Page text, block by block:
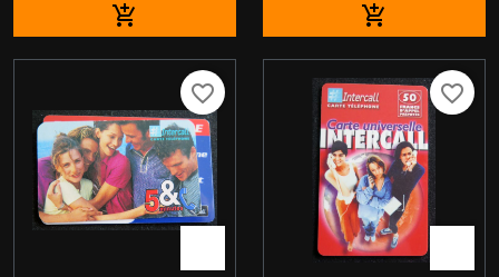
 
favorite_border favorite_border